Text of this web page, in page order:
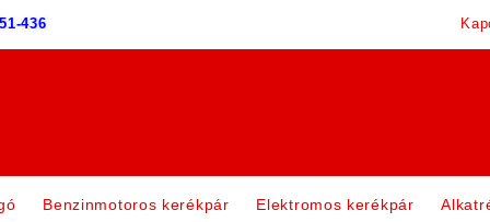
436
Benzinmotoros kerékpár Elektromos kerékpár